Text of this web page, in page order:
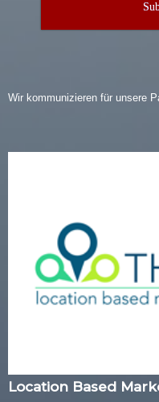
Wir kommunizieren für unsere
Location Based